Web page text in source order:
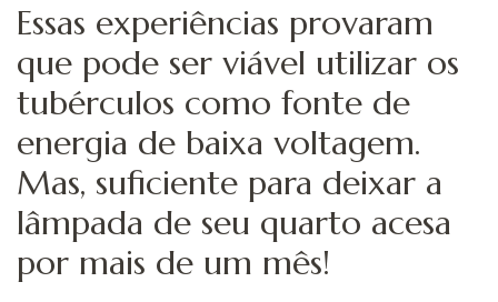
Essas experiências provaram
que pode ser viável utilizar os
tubérculos como fonte de
energia de baixa voltagem.
Mas, suficiente para deixar a
lâmpada de seu quarto acesa
por mais de um mês!